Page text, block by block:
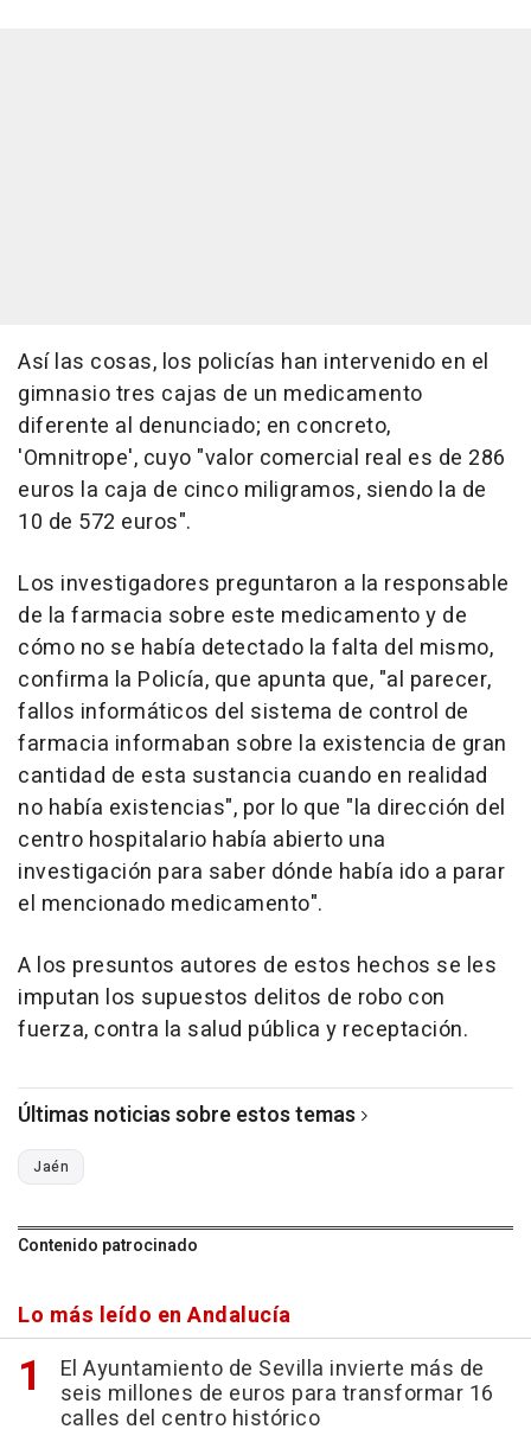
Así las cosas, los policías han intervenido en el
gimnasio tres cajas de un medicamento
diferente al denunciado; en concreto,
'Omnitrope', cuyo "valor comercial real es de 286
euros la caja de cinco miligramos, siendo la de
10 de 572 euros".
Los investigadores preguntaron a la responsable
de la farmacia sobre este medicamento y de
cómo no se había detectado la falta del mismo,
confirma la Policía, que apunta que, "al parecer,
fallos informáticos del sistema de control de
farmacia informaban sobre la existencia de gran
cantidad de esta sustancia cuando en realidad
no había existencias", por lo que "la dirección del
centro hospitalario había abierto una
investigación para saber dónde había ido a parar
el mencionado medicamento".
A los presuntos autores de estos hechos se les
imputan los supuestos delitos de robo con
fuerza, contra la salud pública y receptación.
Últimas noticias sobre estos temas
Jaén
Contenido patrocinado
Lo más leído en Andalucía
El Ayuntamiento de Sevilla invierte más de
seis millones de euros para transformar 16
calles del centro histórico